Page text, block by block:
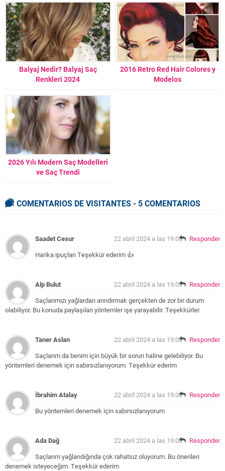
Balyaj Nedir? Balyaj Saç
Renkleri 2024
2016 Retro Red Hair Colores y
Modelos
2026 Yılı Modern Saç Modelleri
ve Saç Trendi
COMENTARIOS DE VISITANTES - 5 COMENTARIOS
Saadet Cesur
22 abril 2024 a las 19:00
Harika ipuçları Teşekkür ederim 👍
Responder
Alp Bulut
22 abril 2024 a las 19:00
Saçlarımızı yağlardan arındırmak gerçekten de zor bir durum
olabiliyor. Bu konuda paylaşılan yöntemler işe yarayabilir. Teşekkürler.
Responder
Taner Aslan
22 abril 2024 a las 19:00
Saçlarım da benim için büyük bir sorun haline gelebiliyor. Bu
yöntemleri denemek için sabırsızlanıyorum. Teşekkür ederim
Responder
İbrahim Atalay
22 abril 2024 a las 19:00
Bu yöntemleri denemek için sabırsızlanıyorum
Responder
Ada Dağ
22 abril 2024 a las 19:00
Saçlarım yağlandığında çok rahatsız oluyorum. Bu önerileri
denemek isteyeceğim. Teşekkür ederim
Responder